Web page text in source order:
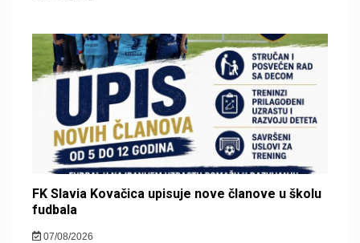
FK Slavia Kovačica upisuje nove članove u školu
fudbala
07/08/2026